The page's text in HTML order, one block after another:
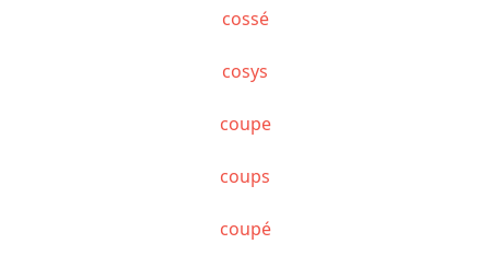
cossé
cosys
coupe
coups
coupé